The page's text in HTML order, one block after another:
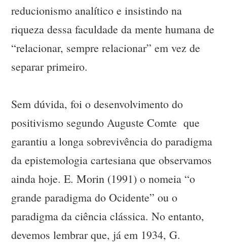
reducionismo analítico e insistindo na
riqueza dessa faculdade da mente humana de
“relacionar, sempre relacionar” em vez de
separar primeiro.
Sem dúvida, foi o desenvolvimento do
positivismo segundo Auguste Comte que
garantiu a longa sobrevivência do paradigma
da epistemologia cartesiana que observamos
ainda hoje. E. Morin (1991) o nomeia “o
grande paradigma do Ocidente” ou o
paradigma da ciência clássica. No entanto,
devemos lembrar que, já em 1934, G.